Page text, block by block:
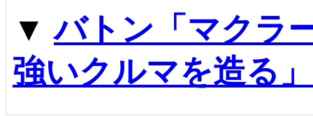
▼バトン「マクラ
強いクルマを造る